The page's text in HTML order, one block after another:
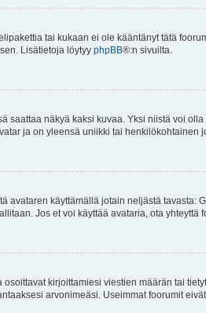
tai kukaan ei ole kääntänyt tätä
Lisätietoja löytyy phpBB®:n sivuilta.
saattaa näkyä kaksi kuvaa. Yksi niistä voi
ja on yleensä uniikki tai henkilökohtainen
avataren käyttämällä jotain neljästä
Jos et voi käyttää avataria, ota yhteyttä
kirjoittamiesi viestien määrän tai
arvonimeäsi. Useimmat foorumit